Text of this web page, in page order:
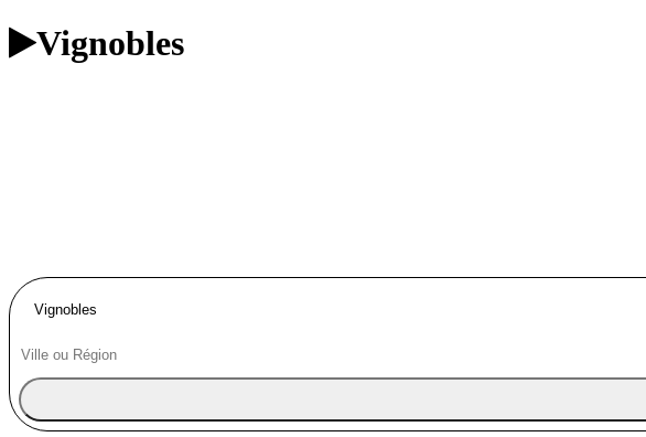
Vignobles